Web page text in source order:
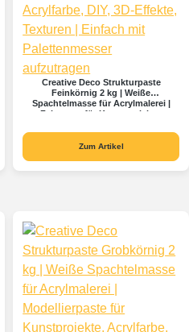
Creative Deco Strukturpaste
Feinkörnig 2 kg | Weiße
Spachtelmasse für Acrylmalerei |
Feinpaste für Kunstprojekte,
| Einfach mit Palettenmesser
aufzutragen
Zum Artikel